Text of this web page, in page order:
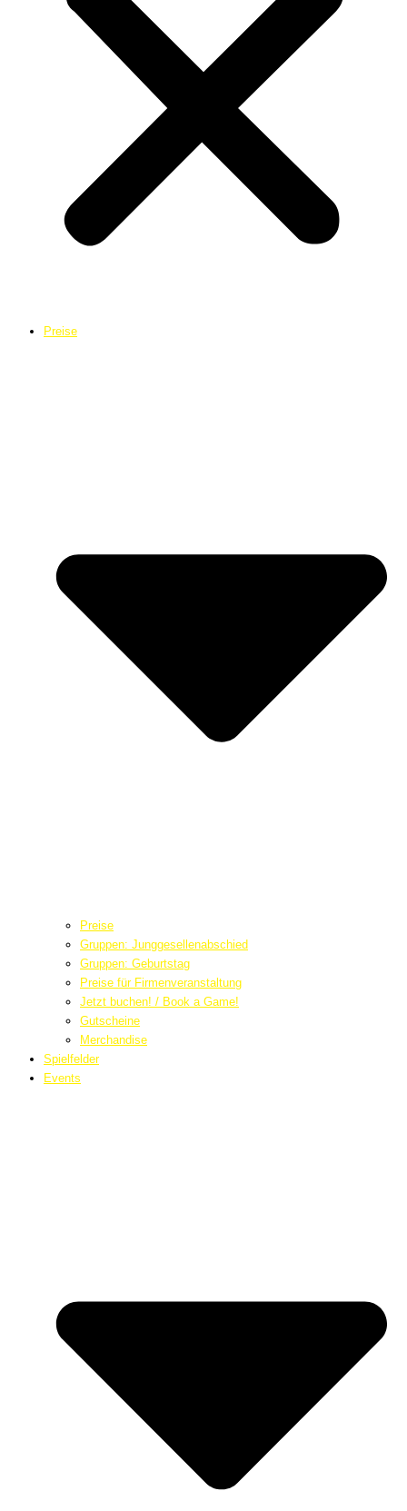
Preise
Preise
Gruppen: Junggesellenabschied
Gruppen: Geburtstag
Preise für Firmenveranstaltung
Jetzt buchen! / Book a Game!
Gutscheine
Merchandise
Spielfelder
Events